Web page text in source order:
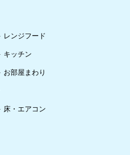
レンジフード
キッチン
お部屋まわり
床・エアコン